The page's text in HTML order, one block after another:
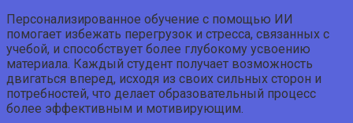
Персонализированное обучение с помощью ИИ
помогает избежать перегрузок и стресса, связанных с
учебой, и способствует более глубокому усвоению
материала. Каждый студент получает возможность
двигаться вперед, исходя из своих сильных сторон и
потребностей, что делает образовательный процесс
более эффективным и мотивирующим.